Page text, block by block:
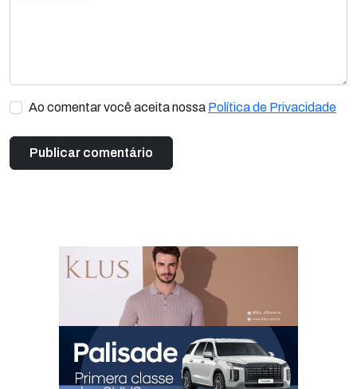
Ao comentar você aceita nossa Política de Privacidade